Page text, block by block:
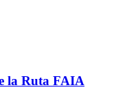
la Ruta FAIA